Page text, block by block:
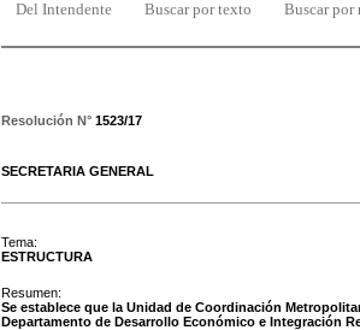
Del Intendente Buscar por texto Buscar por
Resolución N° 1523/17
SECRETARIA GENERAL
Tema:
ESTRUCTURA
Resumen:
Se establece que la Unidad de Coordinación
Departamento de Desarrollo Económico e Integración